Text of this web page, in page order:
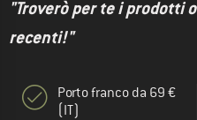
"Troverò per te i prodotti
recenti!"
Porto franco da 69 €
(IT)